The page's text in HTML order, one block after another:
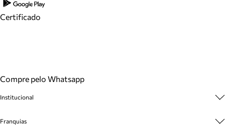
Certificado
Compre pelo Whatsapp
Institucional
Franquias